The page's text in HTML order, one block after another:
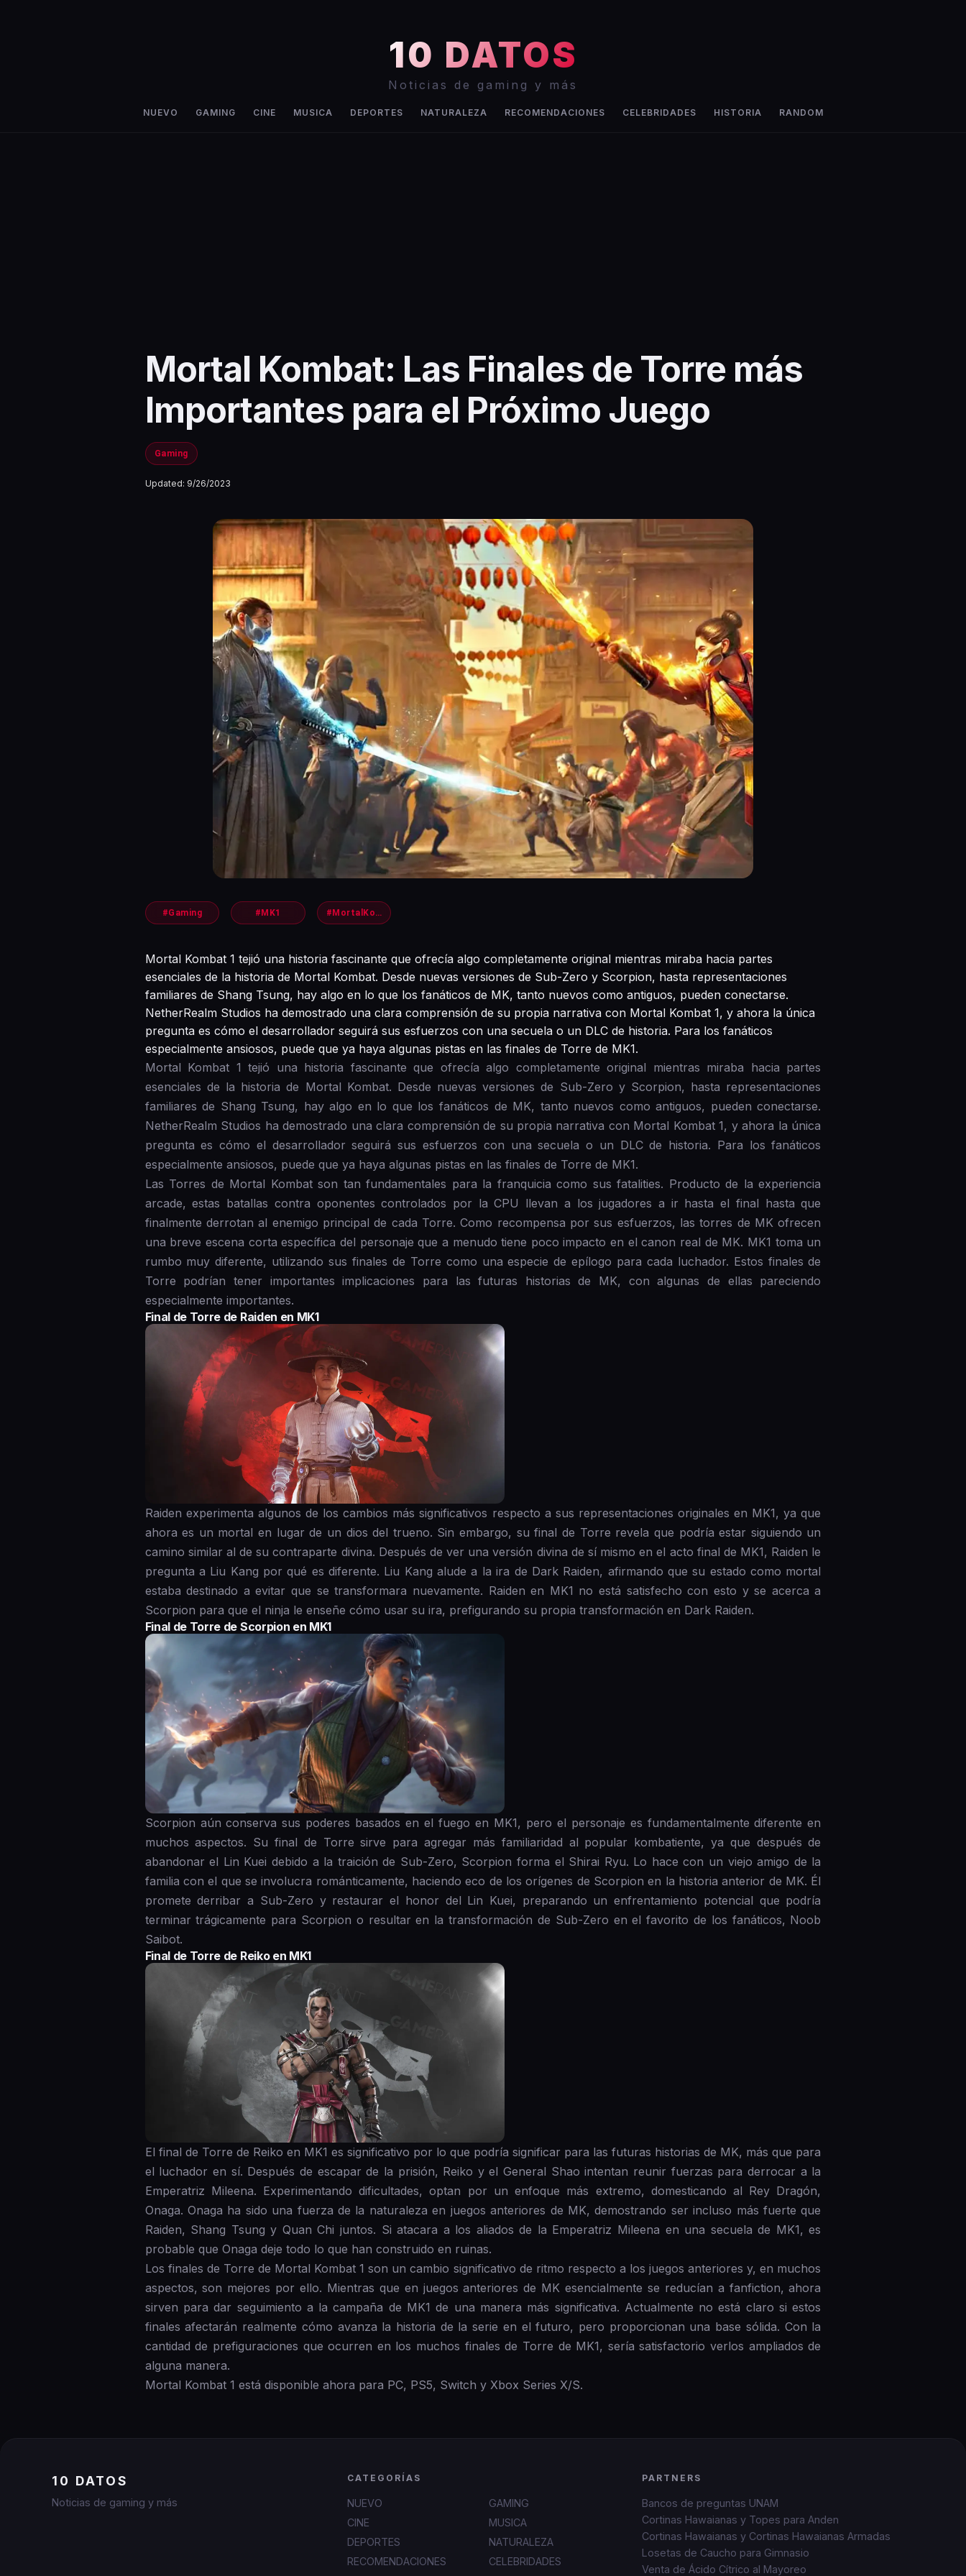
10 DATOS
Noticias de gaming y más
NUEVO GAMING CINE MUSICA DEPORTES NATURALEZA RECOMENDACIONES CELEBRIDADES HISTORIA RANDOM
Mortal Kombat: Las Finales de Torre más
Importantes para el Próximo Juego
Gaming
Updated: 9/26/2023
#Gaming #MK1 #MortalKombat1
Mortal Kombat 1 tejió una historia fascinante que ofrecía algo completamente original mientras miraba hacia partes
esenciales de la historia de Mortal Kombat. Desde nuevas versiones de Sub-Zero y Scorpion, hasta representaciones
familiares de Shang Tsung, hay algo en lo que los fanáticos de MK, tanto nuevos como antiguos, pueden conectarse.
NetherRealm Studios ha demostrado una clara comprensión de su propia narrativa con Mortal Kombat 1, y ahora la única
pregunta es cómo el desarrollador seguirá sus esfuerzos con una secuela o un DLC de historia. Para los fanáticos
especialmente ansiosos, puede que ya haya algunas pistas en las finales de Torre de MK1.
Mortal Kombat 1 tejió una historia fascinante que ofrecía algo completamente original mientras miraba hacia partes
esenciales de la historia de Mortal Kombat. Desde nuevas versiones de Sub-Zero y Scorpion, hasta representaciones
familiares de Shang Tsung, hay algo en lo que los fanáticos de MK, tanto nuevos como antiguos, pueden conectarse.
NetherRealm Studios ha demostrado una clara comprensión de su propia narrativa con Mortal Kombat 1, y ahora la única
pregunta es cómo el desarrollador seguirá sus esfuerzos con una secuela o un DLC de historia. Para los fanáticos
especialmente ansiosos, puede que ya haya algunas pistas en las finales de Torre de MK1.
Las Torres de Mortal Kombat son tan fundamentales para la franquicia como sus fatalities. Producto de la experiencia
arcade, estas batallas contra oponentes controlados por la CPU llevan a los jugadores a ir hasta el final hasta que
finalmente derrotan al enemigo principal de cada Torre. Como recompensa por sus esfuerzos, las torres de MK ofrecen
una breve escena corta específica del personaje que a menudo tiene poco impacto en el canon real de MK. MK1 toma un
rumbo muy diferente, utilizando sus finales de Torre como una especie de epílogo para cada luchador. Estos finales de
Torre podrían tener importantes implicaciones para las futuras historias de MK, con algunas de ellas pareciendo
especialmente importantes.
Final de Torre de Raiden en MK1
Raiden experimenta algunos de los cambios más significativos respecto a sus representaciones originales en MK1, ya que
ahora es un mortal en lugar de un dios del trueno. Sin embargo, su final de Torre revela que podría estar siguiendo un
camino similar al de su contraparte divina. Después de ver una versión divina de sí mismo en el acto final de MK1, Raiden le
pregunta a Liu Kang por qué es diferente. Liu Kang alude a la ira de Dark Raiden, afirmando que su estado como mortal
estaba destinado a evitar que se transformara nuevamente. Raiden en MK1 no está satisfecho con esto y se acerca a
Scorpion para que el ninja le enseñe cómo usar su ira, prefigurando su propia transformación en Dark Raiden.
Final de Torre de Scorpion en MK1
Scorpion aún conserva sus poderes basados en el fuego en MK1, pero el personaje es fundamentalmente diferente en
muchos aspectos. Su final de Torre sirve para agregar más familiaridad al popular kombatiente, ya que después de
abandonar el Lin Kuei debido a la traición de Sub-Zero, Scorpion forma el Shirai Ryu. Lo hace con un viejo amigo de la
familia con el que se involucra románticamente, haciendo eco de los orígenes de Scorpion en la historia anterior de MK. Él
promete derribar a Sub-Zero y restaurar el honor del Lin Kuei, preparando un enfrentamiento potencial que podría
terminar trágicamente para Scorpion o resultar en la transformación de Sub-Zero en el favorito de los fanáticos, Noob
Saibot.
Final de Torre de Reiko en MK1
El final de Torre de Reiko en MK1 es significativo por lo que podría significar para las futuras historias de MK, más que para
el luchador en sí. Después de escapar de la prisión, Reiko y el General Shao intentan reunir fuerzas para derrocar a la
Emperatriz Mileena. Experimentando dificultades, optan por un enfoque más extremo, domesticando al Rey Dragón,
Onaga. Onaga ha sido una fuerza de la naturaleza en juegos anteriores de MK, demostrando ser incluso más fuerte que
Raiden, Shang Tsung y Quan Chi juntos. Si atacara a los aliados de la Emperatriz Mileena en una secuela de MK1, es
probable que Onaga deje todo lo que han construido en ruinas.
Los finales de Torre de Mortal Kombat 1 son un cambio significativo de ritmo respecto a los juegos anteriores y, en muchos
aspectos, son mejores por ello. Mientras que en juegos anteriores de MK esencialmente se reducían a fanfiction, ahora
sirven para dar seguimiento a la campaña de MK1 de una manera más significativa. Actualmente no está claro si estos
finales afectarán realmente cómo avanza la historia de la serie en el futuro, pero proporcionan una base sólida. Con la
cantidad de prefiguraciones que ocurren en los muchos finales de Torre de MK1, sería satisfactorio verlos ampliados de
alguna manera.
Mortal Kombat 1 está disponible ahora para PC, PS5, Switch y Xbox Series X/S.
10 DATOS
Noticias de gaming y más
CATEGORÍAS
NUEVO
GAMING
CINE
MUSICA
DEPORTES
NATURALEZA
RECOMENDACIONES
CELEBRIDADES
PARTNERS
Bancos de preguntas UNAM
Cortinas Hawaianas y Topes para Anden
Cortinas Hawaianas y Cortinas Hawaianas Armadas
Losetas de Caucho para Gimnasio
Venta de Ácido Cítrico al Mayoreo